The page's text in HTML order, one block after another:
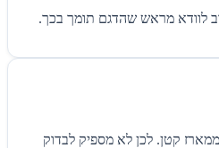
מראש שהדגם תומך בכך.
קטן. לכן לא מספיק לבדוק